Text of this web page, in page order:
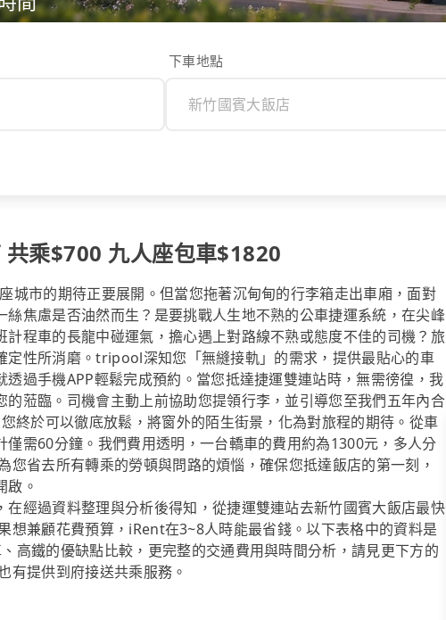
下車地點
乘$700 九人座包車$1820
城市的期待正要展開。但當您拖著沉甸甸的行李箱走出車廂，面對
焦慮是否油然而生？是要挑戰人生地不熟的公車捷運系統，在尖峰
程車的長龍中碰運氣，擔心遇上對路線不熟或態度不佳的司機？旅
定性所消磨。tripool深知您「無縫接軌」的需求，提供最貼心的車
過手機APP輕鬆完成預約。當您抵達捷運雙連站時，無需徬徨，我
蒞臨。司機會主動上前協助您提領行李，並引導您至我們五年內合
終於可以徹底放鬆，將窗外的陌生街景，化為對旅程的期待。從車
需60分鐘。我們費用透明，一台轎車的費用約為1300元，多人分
省去所有轉乘的勞頓與問路的煩惱，確保您抵達飯店的第一刻，
啟。
經過資料整理與分析後得知，從捷運雙連站去新竹國賓大飯店最快
兼顧花費預算，iRent在3~8人時能最省錢。以下表格中的資料是
高鐵的優缺點比較，更完整的交通費用與時間分析，請見更下方的
提供到府接送共乘服務。